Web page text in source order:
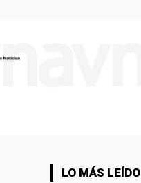
LO MÁS LEÍDO